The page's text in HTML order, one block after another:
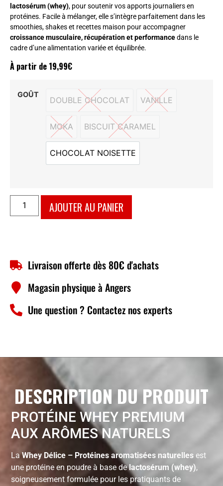
lactosérum (whey), pour soutenir vos apports journaliers en
protéines. Facile à mélanger, elle s’intègre parfaitement dans les
smoothies, shakes et recettes maison pour accompagner
croissance musculaire, récupération et performancedans le
cadre d’une alimentation variée et équilibrée.
À partir de 19,99€
GOÛT
DOUBLE CHOCOLAT
DOUBLE CHOCOLAT
VANILLE
VANILLE
MOKA
MOKA
BISCUIT CARAMEL
BISCUIT CARAMEL
CHOCOLAT NOISETTE
CHOCOLAT NOISETTE
AJOUTER AU PANIER
Livraison offerte dès 80€ d'achats
Magasin physique à Angers
Une question ? Contactez nos experts
DESCRIPTION DU PRODUIT
PROTÉINE WHEY PREMIUM
AUX ARÔMES NATURELS
LaWhey Délice – Protéines aromatisées naturelles est
une protéine en poudre à base delactosérum (whey),
soigneusement formulée pour les pratiquants de